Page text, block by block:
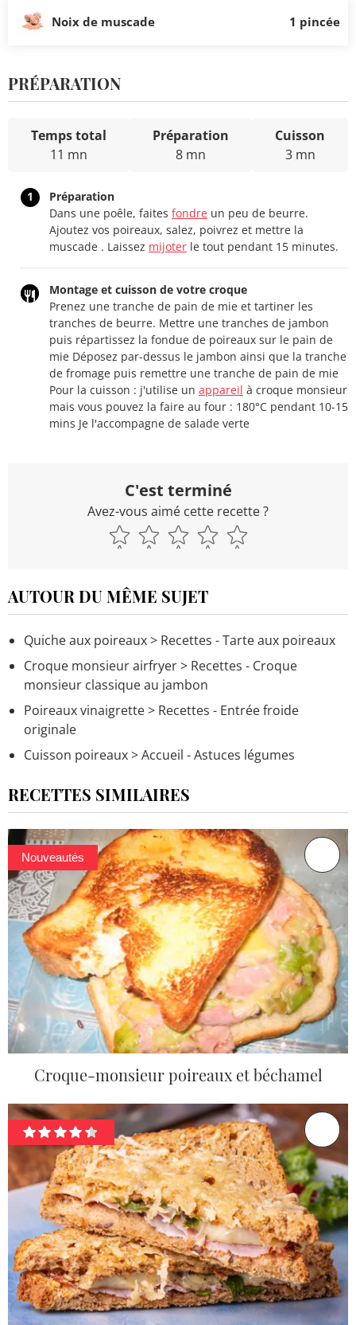
Noix de muscade 1 pincée
PRÉPARATION
Temps total
11 mn
Préparation
8 mn
Cuisson
3 mn
1
Préparation
Dans une poêle, faites fondre un peu de beurre.
Ajoutez vos poireaux, salez, poivrez et mettre la
muscade . Laissez mijoter le tout pendant 15 minutes.
Montage et cuisson de votre croque
Prenez une tranche de pain de mie et tartiner les
tranches de beurre. Mettre une tranches de jambon
puis répartissez la fondue de poireaux sur le pain de
mie Déposez par-dessus le jambon ainsi que la tranche
de fromage puis remettre une tranche de pain de mie
Pour la cuisson : j'utilise un appareil à croque monsieur
mais vous pouvez la faire au four : 180°C pendant 10-15
mins Je l'accompagne de salade verte
C'est terminé
Avez-vous aimé cette recette ?
AUTOUR DU MÊME SUJET
Quiche aux poireaux> Recettes - Tarte aux poireaux
Croque monsieur airfryer> Recettes - Croque
monsieur classique au jambon
Poireaux vinaigrette> Recettes - Entrée froide
originale
Cuisson poireaux> Accueil - Astuces légumes
RECETTES SIMILAIRES
Nouveautés
Croque-monsieur poireaux et béchamel